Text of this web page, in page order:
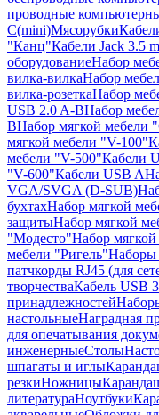
проводные
C(mini)Мясорубки
"Канц"Кабели Jack 3.5
оборудованиеНабор
вилка-вилкаНабор
вилка-розеткаНабор
USB 2.0 A-BНабор
BНабор мягкой мебели
мягкой мебели "V-100"
мебели "V-500"Кабели
"V-600"Кабели USB A
VGA/SVGA (D-SUB)
бухтахНабор мягкой
защитыНабор мягкой
"Модесто"Набор
мебели "Ригель"Наборы
патчкорды RJ45 (для
творчестваКабель USB
принадлежностей
настольныеНаградная
для опечатывания
инженерныеСтолы
шпагаты и иглы
резкиНожницы
литератураНоутбуки